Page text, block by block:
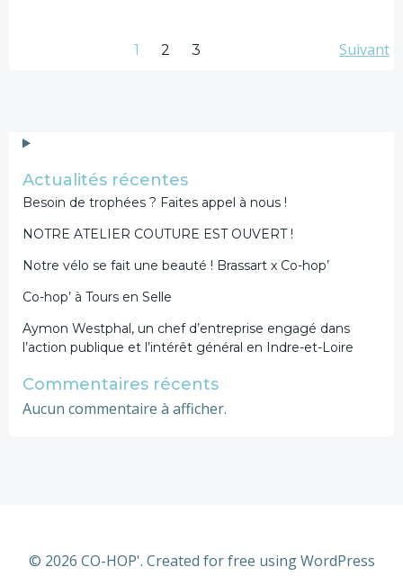
Page
1 Page
2 Page
3 Suivant
Actualités récentes
Besoin de trophées ? Faites appel à nous !
NOTRE ATELIER COUTURE EST OUVERT !
Notre vélo se fait une beauté ! Brassart x Co-hop’
Co-hop’ à Tours en Selle
Aymon Westphal, un chef d’entreprise engagé dans
l’action publique et l’intérêt général en Indre-et-Loire
Commentaires récents
Aucun commentaire à afficher.
© 2026 CO-HOP'. Created for free using WordPress